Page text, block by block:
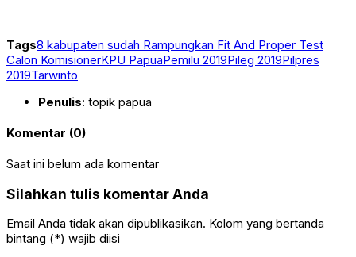
Tags8 kabupaten sudah Rampungkan Fit And Proper Test
Calon KomisionerKPU PapuaPemilu 2019Pileg 2019Pilpres
2019Tarwinto
Penulis: topik papua
Komentar (0)
Saat ini belum ada komentar
Silahkan tulis komentar Anda
Email Anda tidak akan dipublikasikan. Kolom yang bertanda
bintang (*) wajib diisi